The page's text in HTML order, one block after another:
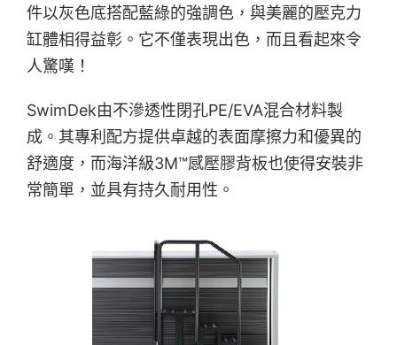
件以灰色底搭配藍綠的強調色，與美麗的壓克力
缸體相得益彰。它不僅表現出色，而且看起來令
人驚嘆！
SwimDek由不滲透性閉孔PE/EVA混合材料製
成。其專利配方提供卓越的表面摩擦力和優異的
舒適度，而海洋級3M™感壓膠背板也使得安裝非
常簡單，並具有持久耐用性。